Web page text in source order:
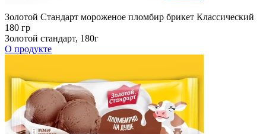
Золотой Стандарт мороженое пломбир брикет Классический
180 гр
Золотой стандарт, 180г
О продукте